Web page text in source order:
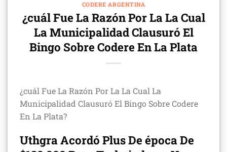
CODERE ARGENTINA
¿cuál Fue La Razón Por La La Cual
La Municipalidad Clausuró El
Bingo Sobre Codere En La Plata
¿cuál Fue La Razón Por La La Cual La
Municipalidad Clausuró El Bingo Sobre Codere
En La Plata?
Uthgra Acordó Plus De época De